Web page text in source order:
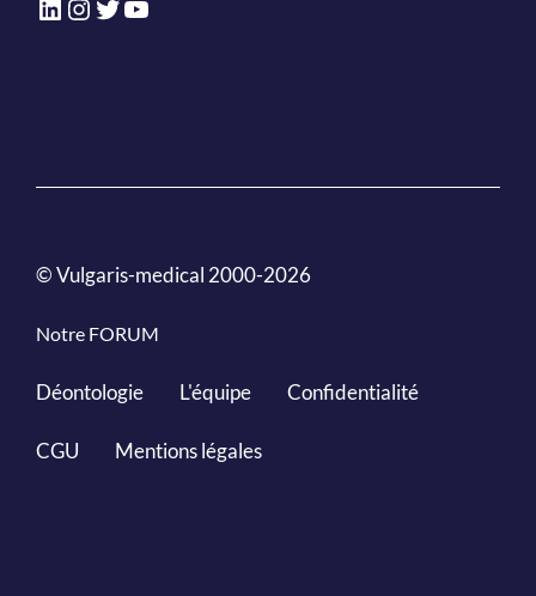
© Vulgaris-medical 2000-2026
Notre FORUM
Déontologie L'équipe Confidentialité
CGU Mentions légales